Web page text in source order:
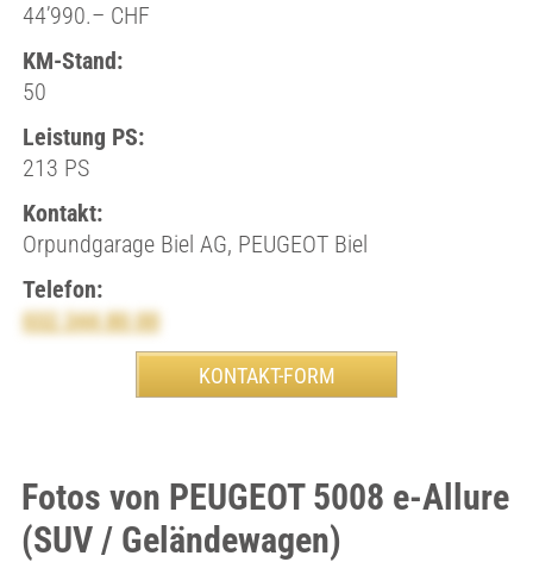
44’990.– CHF
KM-Stand:
50
Leistung PS:
213 PS
Kontakt:
Orpundgarage Biel AG, PEUGEOT Biel
Telefon:
032 344 80 00
Fotos von PEUGEOT 5008 e-Allure
(SUV / Geländewagen)